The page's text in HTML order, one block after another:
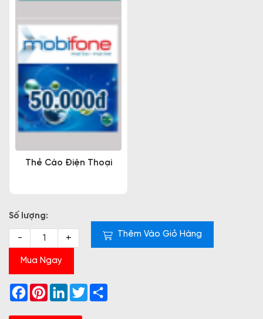
Thẻ Cào Điện Thoại
Số lượng:
- + Thêm Vào Giỏ Hàng
Mua Ngay
Facebook
PinterestLinkedInTwitter